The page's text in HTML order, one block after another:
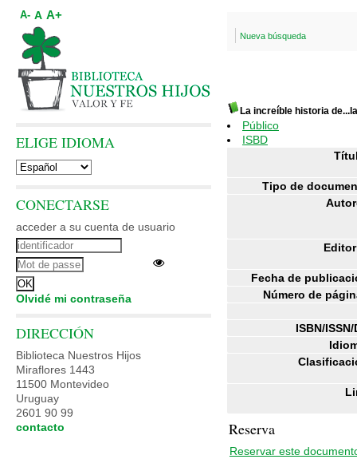
Nueva búsqueda
La increíble historia
Público
ISBD
Tipo de
Fecha de
Número de
ISBN/
Reserva
Reservar este
A- A A+
ELIGE IDIOMA
CONECTARSE
acceder a su cuenta de usuario
Olvidé mi contraseña
DIRECCIÓN
Biblioteca Nuestros Hijos
Miraflores 1443
11500 Montevideo
Uruguay
2601 90 99
contacto